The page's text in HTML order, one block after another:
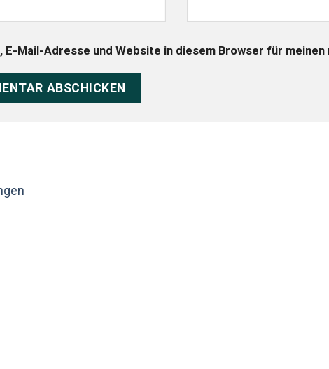
E-Mail-Adresse und Website in diesem Browser für